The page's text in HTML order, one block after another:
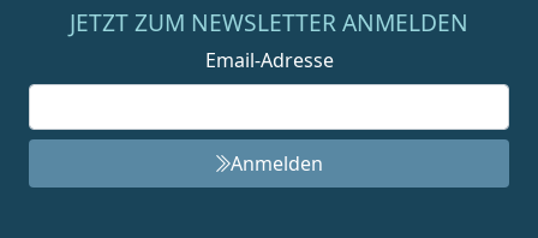
JETZT ZUM NEWSLETTER ANMELDEN
Email-Adresse
Anmelden